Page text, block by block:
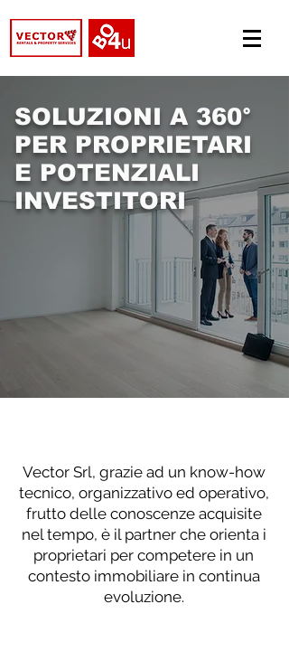
SOLUZIONI A 360°
PER PROPRIETARI
E POTENZIALI
INVESTITORI
Vector Srl, grazie ad un know-how
tecnico, organizzativo ed operativo,
frutto delle conoscenze acquisite
nel tempo, è il partner che orienta i
proprietari per competere in un
contesto immobiliare in continua
evoluzione.